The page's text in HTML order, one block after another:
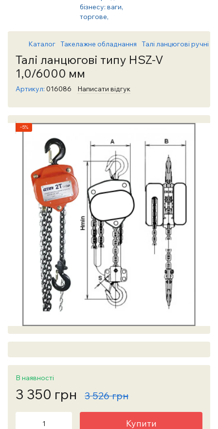
Каталог Такелажне обладнання Талі ланцюгові ручні
Талі ланцюгові типу HSZ-V
1,0/6000 мм
Артикул: 016086 Написати відгук
−5%
В наявності
3 350 грн 3 526 грн
Купити